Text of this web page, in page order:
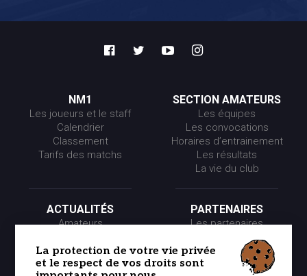
NM1
Les joueurs et le staff
Calendrier
Classement
Tarifs des matchs
SECTION AMATEURS
Les équipes
Les convocations
Horaires d’entrainement
Les résultats
La vie du club
ACTUALITÉS
Amateurs
Presse
Partenaires
PARTENAIRES
Les partenaires
Les événements
Les offres partenaires
La protection de votre vie privée
et le respect de vos droits sont